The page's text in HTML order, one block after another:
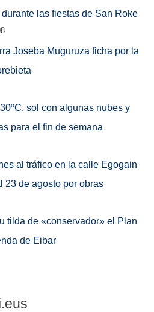
las fiestas de San Roke
Joseba Muguruza ficha por la
sol con algunas nubes y
para el fin de semana
al tráfico en la calle Egogain
23 de agosto por obras
tilda de «conservador» el Plan
de Eibar